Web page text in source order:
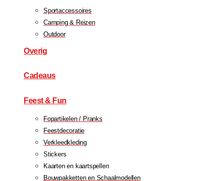
Sportaccessoires
Camping & Reizen
Outdoor
Overig
Cadeaus
Feest & Fun
Fopartikelen / Pranks
Feestdecoratie
Verkleedkleding
Stickers
Kaarten en kaartspellen
Bouwpakketten en Schaalmodellen